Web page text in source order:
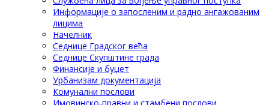
Информације о запосленим и радно ангажованим
лицима
Начелник
Седнице Градског већа
Седнице Скупштине града
Финансије и буџет
Урбанизам документација
Комунални послови